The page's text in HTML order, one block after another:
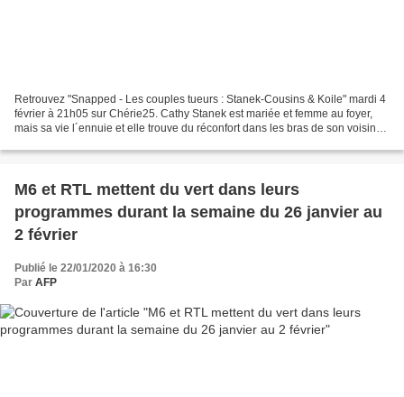
Retrouvez "Snapped - Les couples tueurs : Stanek-Cousins & Koile" mardi 4
février à 21h05 sur Chérie25. Cathy Stanek est mariée et femme au foyer,
mais sa vie l´ennuie et elle trouve du réconfort dans les bras de son voisin
M6 et RTL mettent du vert dans leurs
programmes durant la semaine du 26 janvier au
2 février
Publié le 22/01/2020 à 16:30
Par AFP